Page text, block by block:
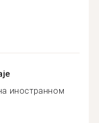
иностранном